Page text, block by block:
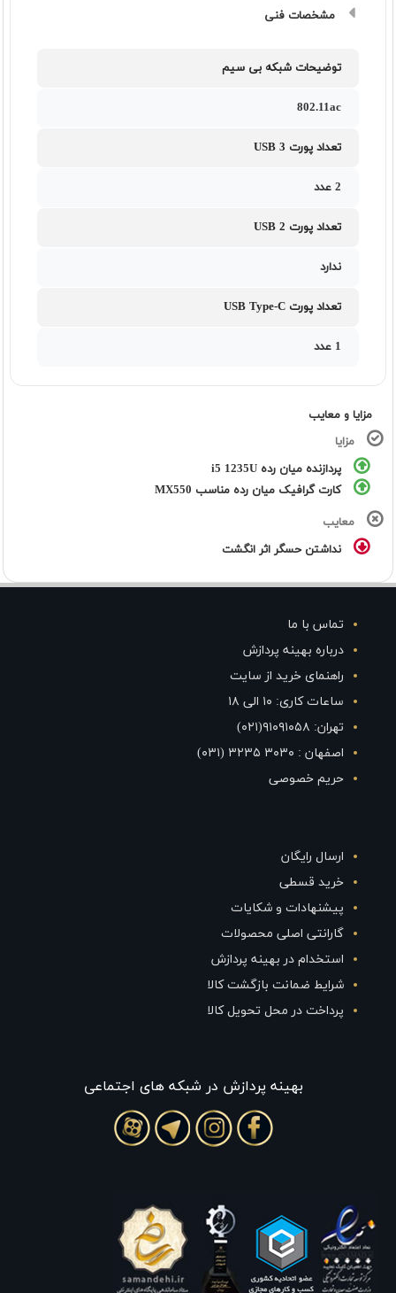
مشخصات فنی
توضیحات شبکه بی سیم
802.11ac
تعداد پورت USB 3
2 عدد
تعداد پورت USB 2
ندارد
تعداد پورت USB Type-C
1 عدد
مزایا و معایب
مزایا
پردازنده میان رده i5 1235U
کارت گرافیک میان رده مناسب MX550
معایب
نداشتن حسگر اثر انگشت
تماس با ما
درباره بهینه پردازش
راهنمای خرید از سایت
ساعات کاری: ۱۰ الی ۱۸
تهران: ۹۱۰۹۱۰۵۸(۰۲۱)
اصفهان : ۳۰۳۰ ۳۲۳۵ (۰۳۱)
حریم خصوصی
ارسال رایگان
خرید قسطی
پیشنهادات و شکایات
گارانتی اصلی محصولات
استخدام در بهینه پردازش
شرایط ضمانت بازگشت کالا
پرداخت در محل تحویل کالا
بهينه پردازش در شبکه های اجتماعی